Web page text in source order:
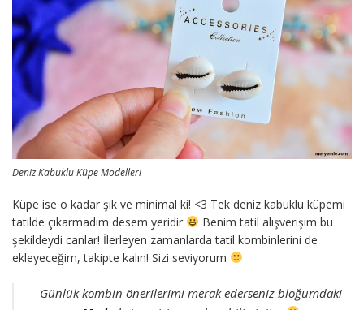
Deniz Kabuklu Küpe Modelleri
Küpe ise o kadar şık ve minimal ki! <3 Tek deniz kabuklu küpemi
tatilde çıkarmadım desem yeridir
Benim tatil alışverişim bu
şekildeydi canlar! İlerleyen zamanlarda tatil kombinlerini de
ekleyeceğim, takipte kalın! Sizi seviyorum
Günlük kombin önerilerimi merak ederseniz bloğumdaki